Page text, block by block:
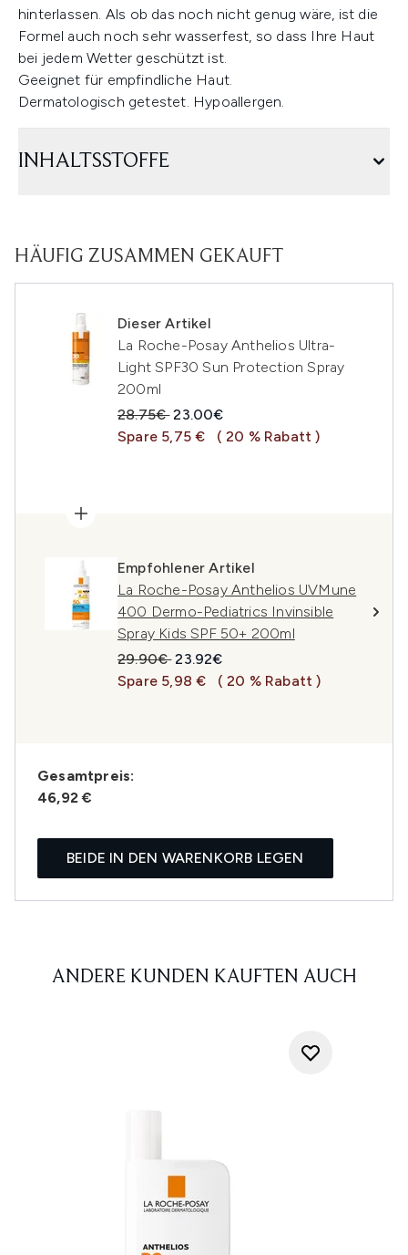
hinterlassen. Als ob das noch nicht genug wäre, ist die
Formel auch noch sehr wasserfest, so dass Ihre Haut
bei jedem Wetter geschützt ist.
Geeignet für empfindliche Haut.
Dermatologisch getestet. Hypoallergen.
INHALTSSTOFFE
HÄUFIG ZUSAMMEN GEKAUFT
Dieser Artikel
La Roche-Posay Anthelios Ultra-
Light SPF30 Sun Protection Spray
200ml
Unverbindliche Preisempfehlung:
28.75€Aktueller Preis:
23.00€
Spare 5,75 €
( 20 % Rabatt )
Empfohlener Artikel
La Roche-Posay Anthelios UVMune
400 Dermo-Pediatrics Invinsible
Spray Kids SPF 50+ 200ml
Unverbindliche Preisempfehlung:
29.90€Aktueller Preis:
23.92€
Spare 5,98 €
( 20 % Rabatt )
Gesamtpreis:
46,92 €
BEIDE IN DEN WARENKORB LEGEN
ANDERE KUNDEN KAUFTEN AUCH